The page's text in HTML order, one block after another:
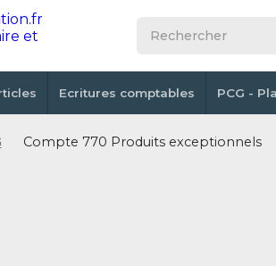
Ecritures comptables PCG -
Compte 770 Produits exceptionnels